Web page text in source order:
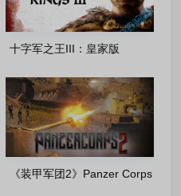
十字军之王III：皇家版
[v1.19.0.3+DLC](2026.04.22)
多语言重制版
《装甲军团2》Panzer Corps